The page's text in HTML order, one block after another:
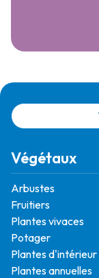
Végétaux
Arbustes
Fruitiers
Plantes vivaces
Potager
Plantes d'intérieur
Plantes annuelles